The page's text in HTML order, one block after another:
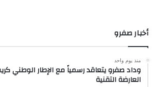
أخبار صفرو
منذ يوم واحد
وداد صفرو يتعاقد رسمياً مع الإطار الوطني
العارضة التقنية